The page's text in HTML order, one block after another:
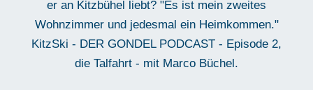
er an Kitzbühel liebt? "Es ist mein zweites
Wohnzimmer und jedesmal ein Heimkommen."
KitzSki - DER GONDEL PODCAST - Episode 2,
die Talfahrt - mit Marco Büchel.